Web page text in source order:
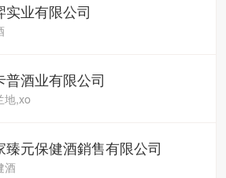
实业有限公司
普酒业有限公司
地,xo
臻元保健酒銷售有限公司
酒